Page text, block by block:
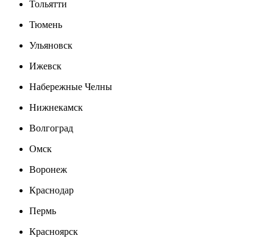
Тольятти
Тюмень
Ульяновск
Ижевск
Набережные Челны
Нижнекамск
Волгоград
Омск
Воронеж
Краснодар
Пермь
Красноярск